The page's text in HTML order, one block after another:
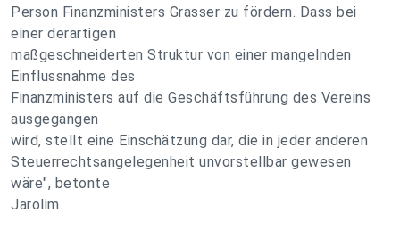
Person Finanzministers Grasser zu fördern. Dass bei
einer derartigen
maßgeschneiderten Struktur von einer mangelnden
Einflussnahme des
Finanzministers auf die Geschäftsführung des Vereins
ausgegangen
wird, stellt eine Einschätzung dar, die in jeder anderen
Steuerrechtsangelegenheit unvorstellbar gewesen
wäre", betonte
Jarolim.